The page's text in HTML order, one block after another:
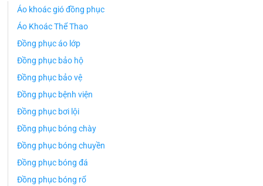
Áo khoác gió đồng phục
Áo Khoác Thể Thao
Đồng phục áo lớp
Đồng phục bảo hộ
Đồng phục bảo vệ
Đồng phục bệnh viện
Đồng phục bơi lội
Đồng phục bóng chày
Đồng phục bóng chuyền
Đồng phục bóng đá
Đồng phục bóng rổ